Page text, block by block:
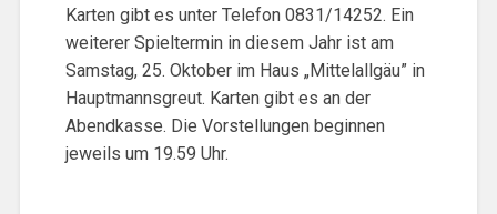
Karten gibt es unter Telefon 0831/14252. Ein
weiterer Spieltermin in diesem Jahr ist am
Samstag, 25. Oktober im Haus „Mittelallgäu” in
Hauptmannsgreut. Karten gibt es an der
Abendkasse. Die Vorstellungen beginnen
jeweils um 19.59 Uhr.